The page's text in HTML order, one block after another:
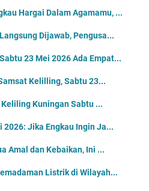
Hargai Dalam Agamamu, ...
Dijawab, Pengusa...
23 Mei 2026 Ada Empat...
Kelilling, Sabtu 23...
Kuningan Sabtu ...
2026: Jika Engkau Ingin Ja...
Amal dan Kebaikan, Ini ...
Listrik di Wilayah...